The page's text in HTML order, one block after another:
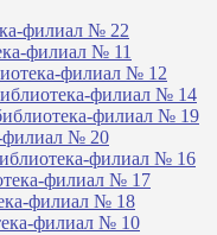
филиал № 22
филиал № 11
филиал № 12
филиал № 14
филиал № 19
филиал № 20
филиал № 16
филиал № 17
филиал № 18
филиал № 10